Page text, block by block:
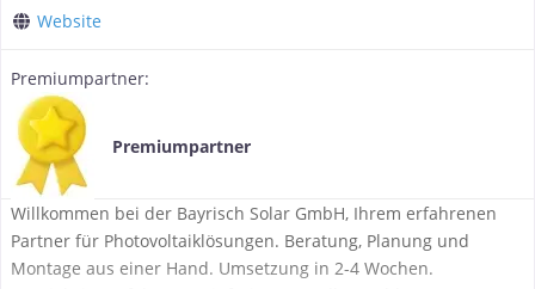
Website
Premiumpartner:
Premiumpartner
Willkommen bei der Bayrisch Solar GmbH, Ihrem erfahrenen
Partner für Photovoltaiklösungen. Beratung, Planung und
Montage aus einer Hand. Umsetzung in 2-4 Wochen.